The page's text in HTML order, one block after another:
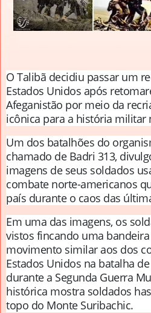
O Talibã decidiu passar um
Estados Unidos após
Afeganistão por meio da
icônica para a história militar
Um dos batalhões do
chamado de Badri 313,
imagens de seus soldados
combate norte-americanos
país durante o caos das
Em uma das imagens, os
vistos fincando uma
movimento similar aos dos
Estados Unidos na batalha de
durante a Segunda Guerra
histórica mostra soldados
topo do Monte Suribachic.